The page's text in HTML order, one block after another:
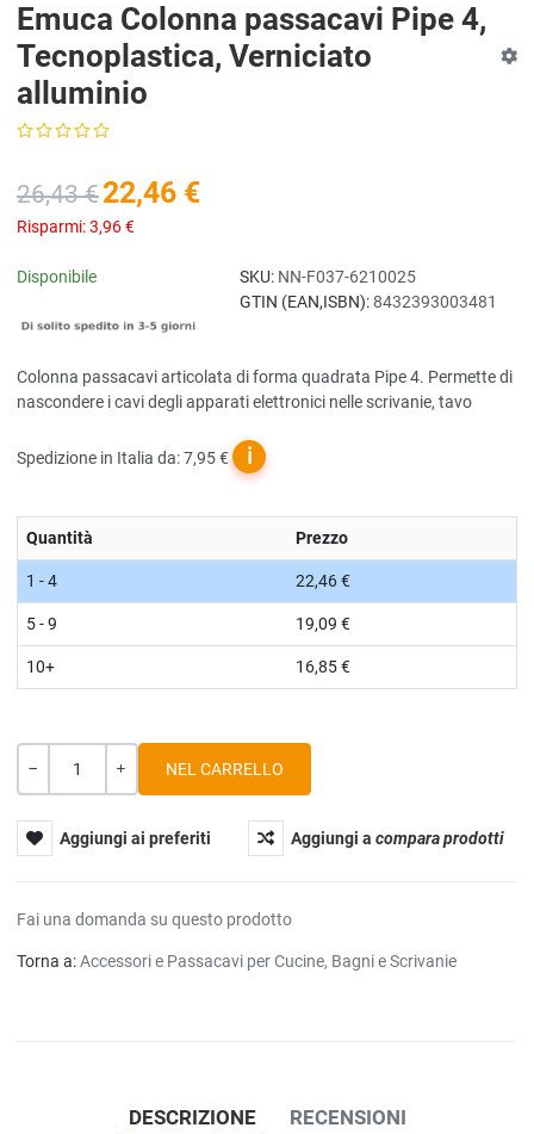
Emuca Colonna passacavi Pipe 4,
Tecnoplastica, Verniciato
alluminio
26,43 €22,46 €
Risparmi:3,96 €
Disponibile SKU: NN-F037-6210025
GTIN (EAN,ISBN): 8432393003481
Colonna passacavi articolata di forma quadrata Pipe 4. Permette di
nascondere i cavi degli apparati elettronici nelle scrivanie, tavo
Spedizione in Italia da: 7,95 € ℹ
Quantità Prezzo
1 - 4 22,46 €
5 - 9 19,09 €
10+ 16,85 €
Quantità
Aggiungi ai preferiti Aggiungi acompara prodotti
Fai una domanda su questo prodotto
Torna a:Accessori e Passacavi per Cucine, Bagni e Scrivanie
DESCRIZIONE RECENSIONI